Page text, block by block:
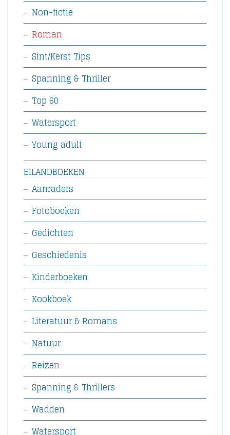
Non-fictie
Roman
Sint/Kerst Tips
Spanning & Thriller
Top 60
Watersport
Young adult
EILANDBOEKEN
Aanraders
Fotoboeken
Gedichten
Geschiedenis
Kinderboeken
Kookboek
Literatuur & Romans
Natuur
Reizen
Spanning & Thrillers
Wadden
Watersport